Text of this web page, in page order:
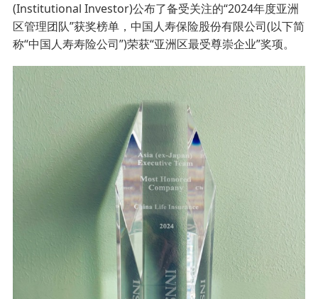
(Institutional Investor)公布了备受关注的“2024年度亚洲
区管理团队”获奖榜单，中国人寿保险股份有限公司(以下简
称“中国人寿寿险公司”)荣获“亚洲区最受尊崇企业”奖项。